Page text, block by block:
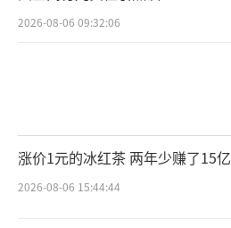
2026-08-06 09:32:06
涨价1元的冰红茶 两年少赚了15亿
2026-08-06 15:44:44